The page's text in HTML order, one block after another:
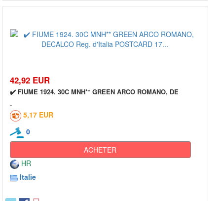
42,92 EUR
✔️ FIUME 1924. 30C MNH** GREEN ARCO ROMANO, DE
5,17 EUR
0
ACHETER
HR
Italie